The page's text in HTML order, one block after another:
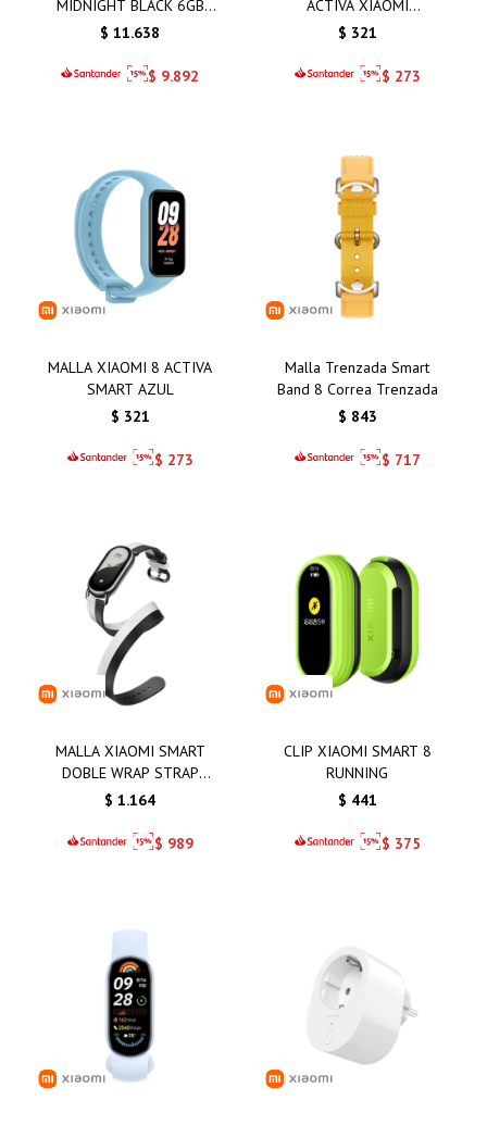
MIDNIGHT BLACK 6GB
128GB
$ 11.638
$ 9.892
ACTIVA XIAOMI
AMARILLO
$ 321
$ 273
MALLA XIAOMI 8 ACTIVA
SMART AZUL
$ 321
$ 273
Malla Trenzada Smart
Band 8 Correa Trenzada
$ 843
$ 717
MALLA XIAOMI SMART
DOBLE WRAP STRAP
BLANCA Y NEGRA
$ 1.164
$ 989
CLIP XIAOMI SMART 8
RUNNING
$ 441
$ 375